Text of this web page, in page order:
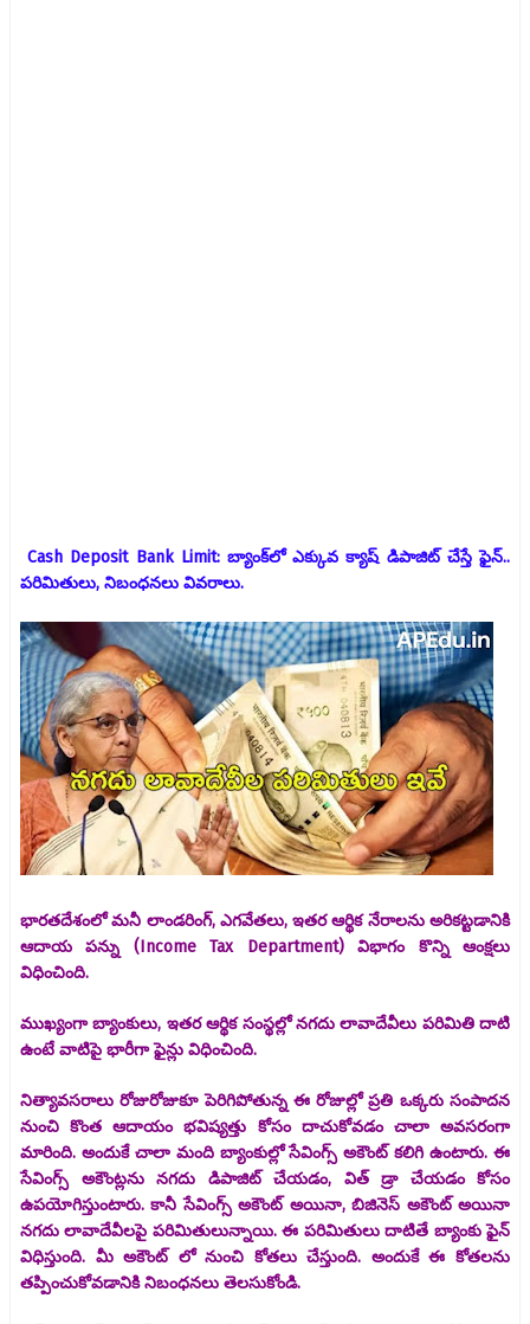
Cash Deposit Bank Limit: బ్యాంక్‌లో ఎక్కువ క్యాష్ డిపాజిట్ చేస్తే ఫైన్..
పరిమితులు, నిబంధనలు వివరాలు.
భారతదేశంలో మనీ లాండరింగ్, ఎగవేతలు, ఇతర ఆర్థిక నేరాలను అరికట్టడానికి
ఆదాయ పన్ను (Income Tax Department) విభాగం కొన్ని ఆంక్షలు
విధించింది.
ముఖ్యంగా బ్యాంకులు, ఇతర ఆర్థిక సంస్థల్లో నగదు లావాదేవీలు పరిమితి దాటి
ఉంటే వాటిపై భారీగా ఫైన్లు విధించింది.
నిత్యావసరాలు రోజురోజుకూ పెరిగిపోతున్న ఈ రోజుల్లో ప్రతి ఒక్కరు సంపాదన
నుంచి కొంత ఆదాయం భవిష్యత్తు కోసం దాచుకోవడం చాలా అవసరంగా
మారింది. అందుకే చాలా మంది బ్యాంకుల్లో సేవింగ్స్ అకౌంట్ కలిగి ఉంటారు. ఈ
సేవింగ్స్ అకౌంట్లను నగదు డిపాజిట్ చేయడం, విత్ డ్రా చేయడం కోసం
ఉపయోగిస్తుంటారు. కానీ సేవింగ్స్ అకౌంట్ అయినా, బిజినెస్ అకౌంట్ అయినా
నగదు లావాదేవీలపై పరిమితులున్నాయి. ఈ పరిమితులు దాటితే బ్యాంకు ఫైన్
విధిస్తుంది. మీ అకౌంట్ లో నుంచి కోతలు చేస్తుంది. అందుకే ఈ కోతలను
తప్పించుకోవడానికి నిబంధనలు తెలసుకోండి.